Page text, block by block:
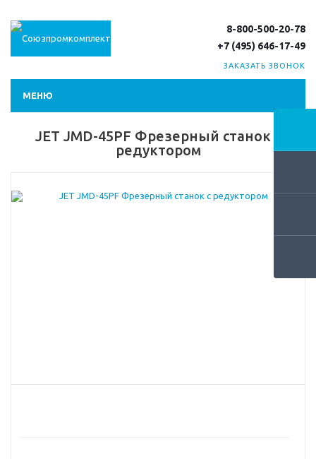
8-800-500-20-78
+7 (495) 646-17-49
ЗАКАЗАТЬ ЗВОНОК
МЕНЮ
JET JMD-45PF Фрезерный станок с
редуктором